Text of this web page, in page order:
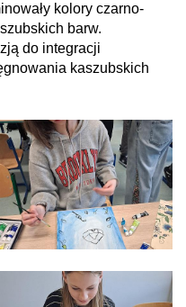
kolory czarno-
barw.
do integracji
kaszubskich